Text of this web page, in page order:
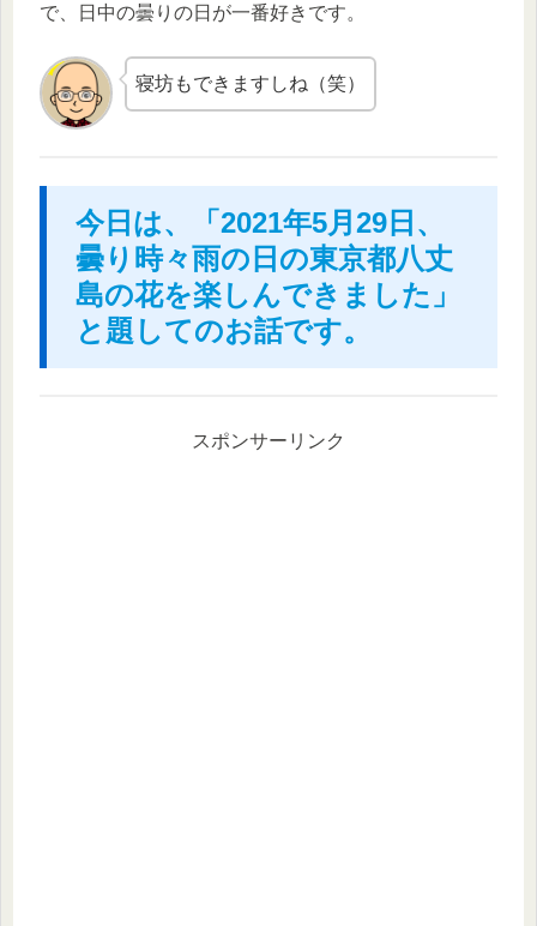
で、日中の曇りの日が一番好きです。
寝坊もできますしね（笑）
今日は、「2021年5月29日、
曇り時々雨の日の東京都八丈
島の花を楽しんできました」
と題してのお話です。
スポンサーリンク